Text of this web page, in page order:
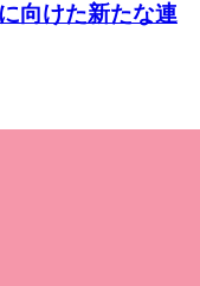
向けた新たな連